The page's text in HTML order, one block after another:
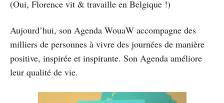
(Oui, Florence vit & travaille en Belgique !)
Aujourd’hui, son Agenda WouaW accompagne des
milliers de personnes à vivre des journées de manière
positive, inspirée et inspirante. Son Agenda améliore
leur qualité de vie.